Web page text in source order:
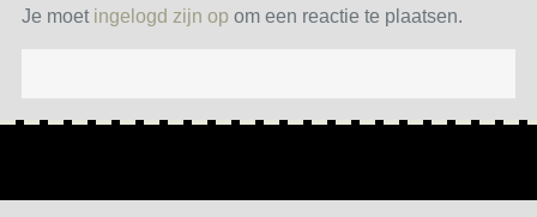
Je moet ingelogd zijn op om een reactie te plaatsen.